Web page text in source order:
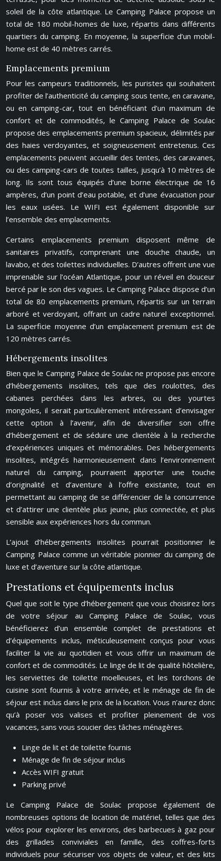
soleil de la côte atlantique. Le Camping Palace propose un
total de 180 mobil-homes de luxe, répartis dans différents
quartiers du camping. En moyenne, la superficie d’un mobil-
home est de 40 mètres carrés.
Emplacements premium
Pour les campeurs traditionnels, les puristes qui souhaitent
profiter de l’authenticité du camping sous tente, en caravane,
ou en camping-car, tout en bénéficiant d’un maximum de
confort et de commodités, le Camping Palace de Soulac
propose des emplacements premium spacieux, délimités par
des haies verdoyantes, et soigneusement entretenus. Ces
emplacements peuvent accueillir des tentes, des caravanes,
ou des camping-cars de toutes tailles, jusqu’à 10 mètres de
long. Ils sont tous équipés d’une borne électrique de 16
ampères, d’un point d’eau potable, et d’une évacuation pour
les eaux usées. Le WIFI est également disponible sur
l’ensemble des emplacements.
Certains emplacements premium disposent même de
sanitaires privatifs, comprenant une douche chaude, un
lavabo, et des toilettes individuelles. D’autres offrent une vue
imprenable sur l’océan Atlantique, pour un réveil en douceur
bercé par le son des vagues. Le Camping Palace dispose d’un
total de 80 emplacements premium, répartis sur un terrain
arboré et verdoyant, offrant un cadre naturel exceptionnel.
La superficie moyenne d’un emplacement premium est de
120 mètres carrés.
Hébergements insolites
Bien que le Camping Palace de Soulac ne propose pas encore
d’hébergements insolites, tels que des roulottes, des
cabanes perchées dans les arbres, ou des yourtes
mongoles, il serait particulièrement intéressant d’envisager
cette option à l’avenir, afin de diversifier son offre
d’hébergement et de séduire une clientèle à la recherche
d’expériences uniques et mémorables. Des hébergements
insolites, intégrés harmonieusement dans l’environnement
naturel du camping, pourraient apporter une touche
d’originalité et d’aventure à l’offre existante, tout en
permettant au camping de se différencier de la concurrence
et d’attirer une clientèle plus jeune, plus connectée, et plus
sensible aux expériences hors du commun.
L’ajout d’hébergements insolites pourrait positionner le
Camping Palace comme un véritable pionnier du camping de
luxe et d’aventure sur la côte atlantique.
Prestations et équipements inclus
Quel que soit le type d’hébergement que vous choisirez lors
de votre séjour au Camping Palace de Soulac, vous
bénéficierez d’un ensemble complet de prestations et
d’équipements inclus, méticuleusement conçus pour vous
faciliter la vie au quotidien et vous offrir un maximum de
confort et de commodités. Le linge de lit de qualité hôtelière,
les serviettes de toilette moelleuses, et les torchons de
cuisine sont fournis à votre arrivée, et le ménage de fin de
séjour est inclus dans le prix de la location. Vous n’aurez donc
qu’à poser vos valises et profiter pleinement de vos
vacances, sans vous soucier des tâches ménagères.
Linge de lit et de toilette fournis
Ménage de fin de séjour inclus
Accès WIFI gratuit
Parking privé
Le Camping Palace de Soulac propose également de
nombreuses options de location de matériel, telles que des
vélos pour explorer les environs, des barbecues à gaz pour
des grillades conviviales en famille, des coffres-forts
individuels pour sécuriser vos objets de valeur, et des kits